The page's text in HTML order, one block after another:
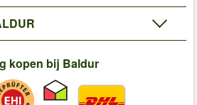
kopen bij Baldur